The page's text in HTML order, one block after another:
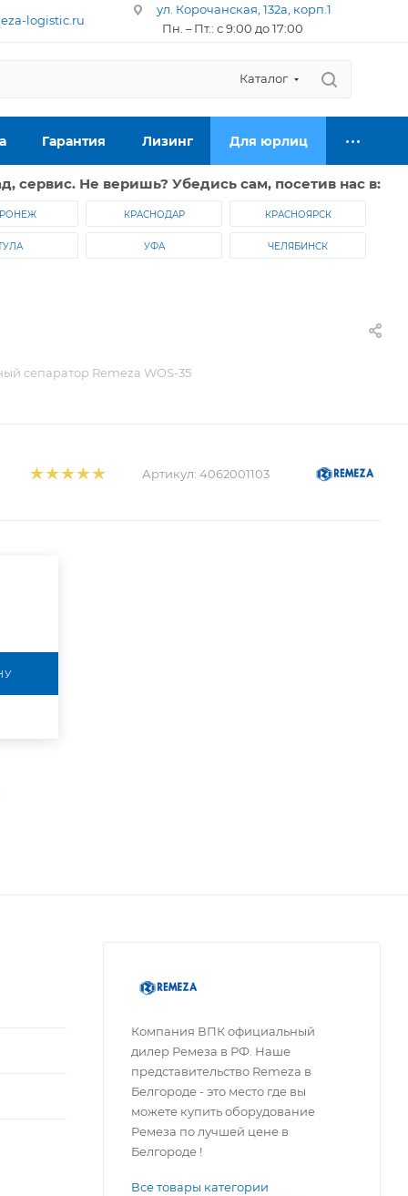
logistic.ru
ул. Корочанская, 132а, корп.1
Пн. – Пт.: с 9:00 до 17:00
Каталог
Гарантия Лизинг Для юрлиц
сервис. Не веришь? Убедись сам, посетив нас в:
КРАСНОДАР КРАСНОЯРСК
УФА ЧЕЛЯБИНСК
сепаратор Remeza WOS-35
Артикул: 4062001103
Компания ВПК официальный
дилер Ремеза в РФ. Наше
представительство Remeza в
Белгороде - это место где вы
можете купить оборудование
Ремеза по лучшей цене в
Белгороде !
Все товары категории